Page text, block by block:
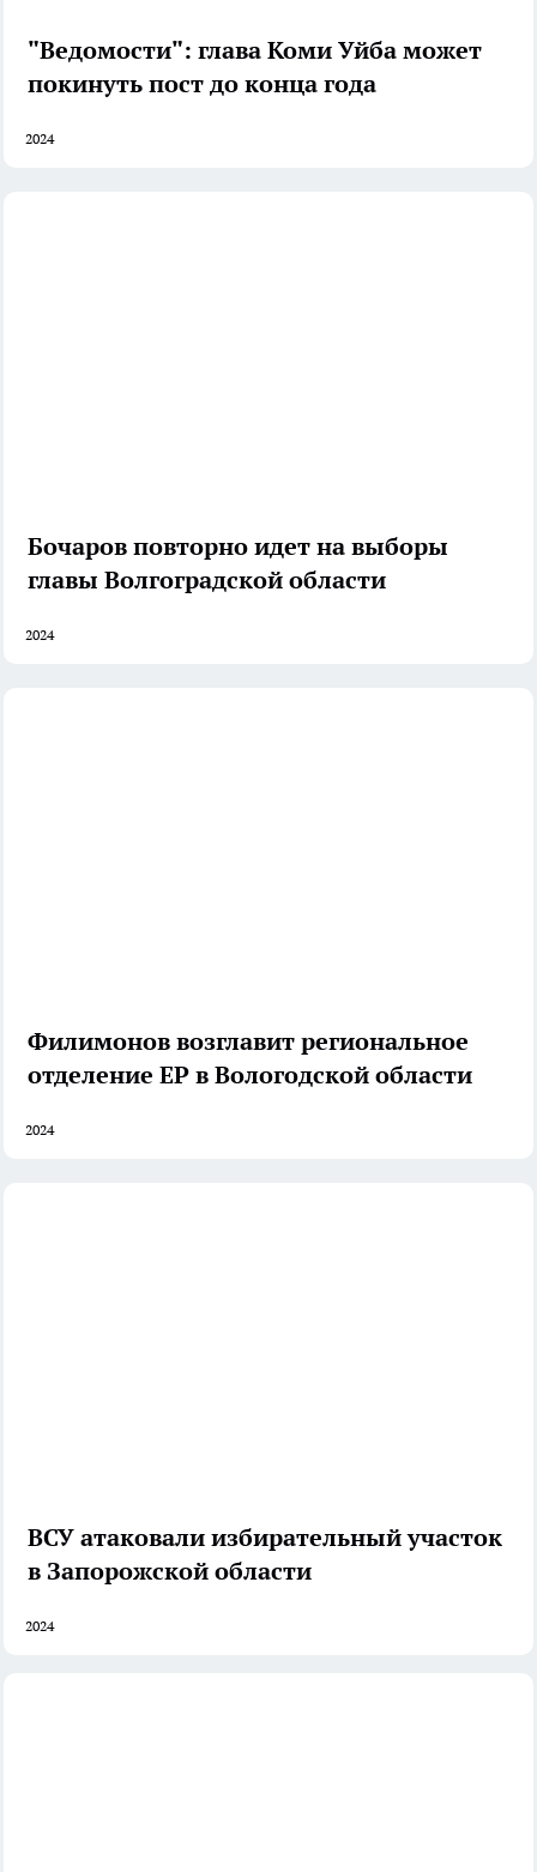
"Ведомости": глава Коми Уйба может
покинуть пост до конца года
2024
Бочаров повторно идет на выборы
главы Волгоградской области
2024
Филимонов возглавит региональное
отделение ЕР в Вологодской области
2024
ВСУ атаковали избирательный участок
в Запорожской области
2024